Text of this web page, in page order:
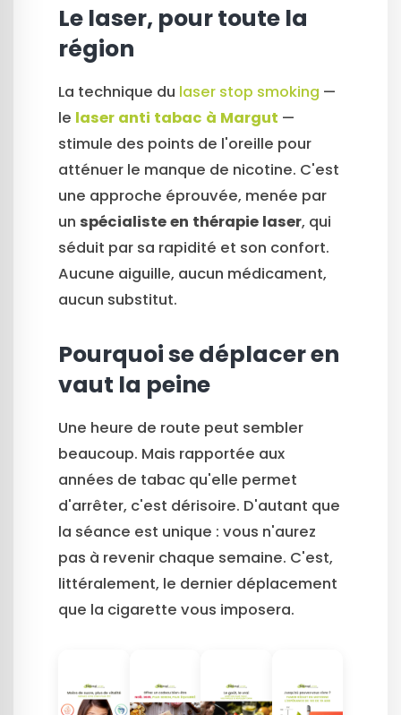
Le laser, pour toute la
région
La technique du laser stop smoking —
le laser anti tabac à Margut —
stimule des points de l'oreille pour
atténuer le manque de nicotine. C'est
une approche éprouvée, menée par
un spécialiste en thérapie laser, qui
séduit par sa rapidité et son confort.
Aucune aiguille, aucun médicament,
aucun substitut.
Pourquoi se déplacer en
vaut la peine
Une heure de route peut sembler
beaucoup. Mais rapportée aux
années de tabac qu'elle permet
d'arrêter, c'est dérisoire. D'autant que
la séance est unique : vous n'aurez
pas à revenir chaque semaine. C'est,
littéralement, le dernier déplacement
que la cigarette vous imposera.